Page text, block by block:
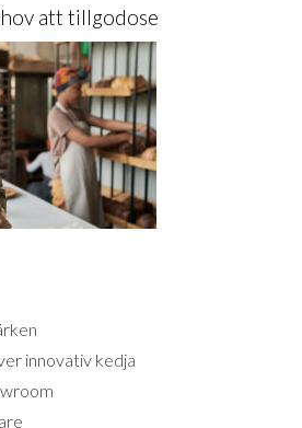
att tillgodose
innovativ kedja